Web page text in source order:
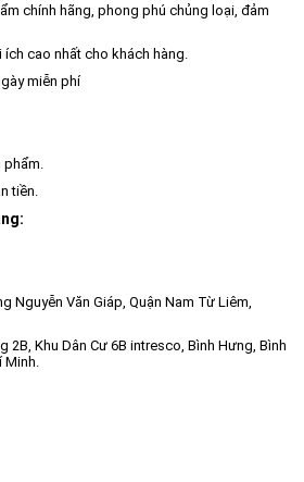
chính hãng, phong phú chủng loại, đảm
cao nhất cho khách hàng.
miễn phí
tiền.
Nguyễn Văn Giáp, Quận Nam Từ Liêm,
2B, Khu Dân Cư 6B intresco, Bình Hưng, Bình